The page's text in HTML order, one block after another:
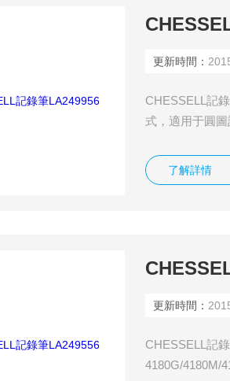
更新時間：
CHESSELL記
式，適用于圓
了解詳情
更新時間：
CHESSELL記
4180G/4180M/